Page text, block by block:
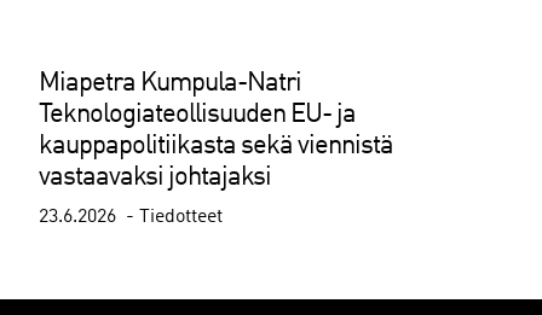
Miapetra Kumpula-Natri
Teknologiateollisuuden EU- ja
kauppapolitiikasta sekä viennistä
vastaavaksi johtajaksi
23.6.2026 Tiedotteet